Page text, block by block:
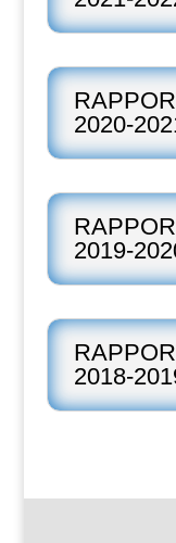
2020-
2019-
2018-